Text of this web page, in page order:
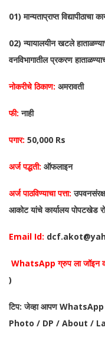
01) मान्यताप्राप्त विद्यापीठाचा
02) न्यायालयीन खटले
वनविभागातील प्रकरण
नोकरीचे ठिकाण: अमरावती
फी: नाही
पगार: 50,000 Rs
अर्ज पद्धती: ऑफलाइन
अर्ज पाठविण्याचा पत्ता:
आकोट यांचे कार्यालय पोपटखेड
Email Id:
WhatsApp ग्रुप ला जॉइन
)
टिप: जेव्हा आपण WhatsApp
Photo / DP / About /